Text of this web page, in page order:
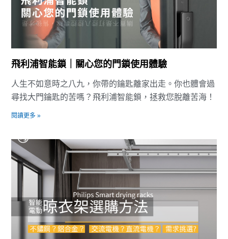
飛利浦智能鎖｜關心您的門鎖使用體驗
人生不如意時之八九，你帶的鑰匙離家出走。你也體會過
尋找大門鑰匙的苦嗎？飛利浦智能鎖，拯救您脫離苦海！
閱讀更多 »